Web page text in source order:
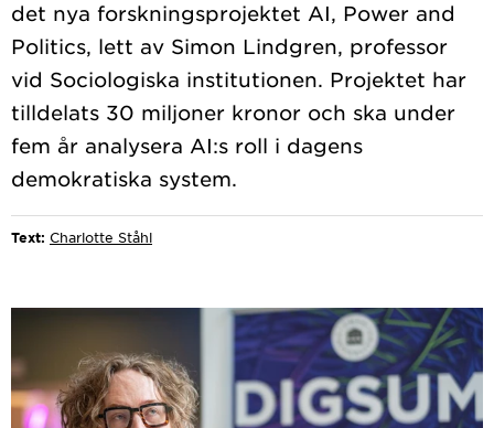
det nya forskningsprojektet AI, Power and
Politics, lett av Simon Lindgren, professor
vid Sociologiska institutionen. Projektet har
tilldelats 30 miljoner kronor och ska under
fem år analysera AI:s roll i dagens
Text: Charlotte Ståhl